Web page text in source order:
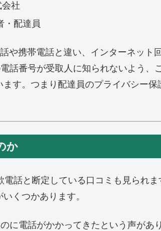
社
・配達員
や携帯電話と違い、インターネット
話番号が受取人に知られないよう、
す。つまり配達員のプライバシー
か
話と断定している口コミも見られ
くつかあります。
に電話がかかってきたという声があ